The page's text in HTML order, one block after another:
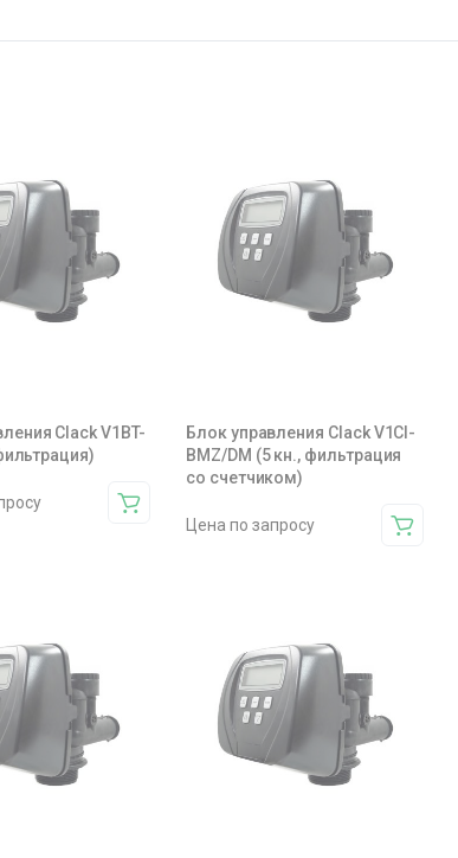
Clack V1BT-
Блок управления Clack V1CI-
BMZ/DM (5 кн., фильтрация
со счетчиком)
Цена по запросу